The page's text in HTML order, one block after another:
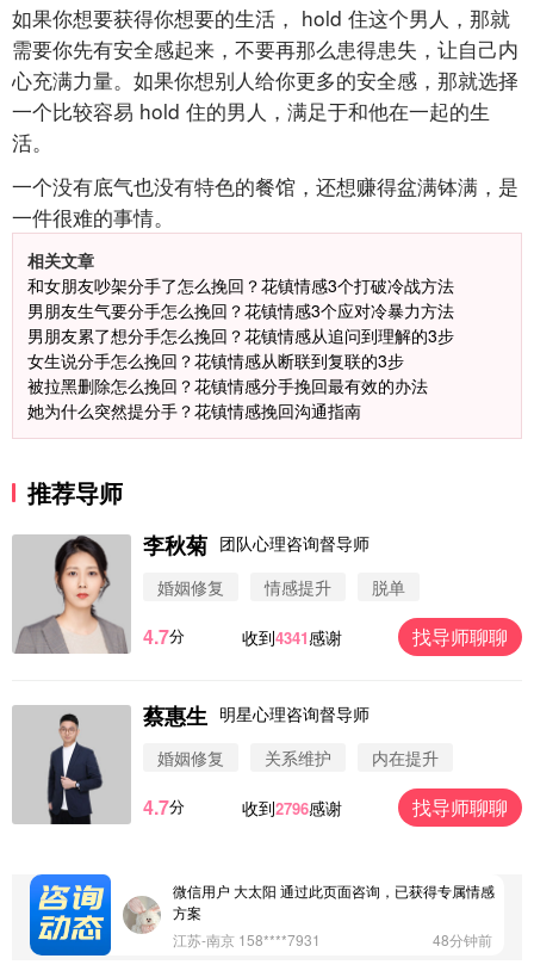
如果你想要获得你想要的生活， hold 住这个男人，那就
需要你先有安全感起来，不要再那么患得患失，让自己内
心充满力量。如果你想别人给你更多的安全感，那就选择
一个比较容易 hold 住的男人，满足于和他在一起的生
活。
一个没有底气也没有特色的餐馆，还想赚得盆满钵满，是
一件很难的事情。
相关文章
和女朋友吵架分手了怎么挽回？花镇情感3个打破冷战方法
男朋友生气要分手怎么挽回？花镇情感3个应对冷暴力方法
男朋友累了想分手怎么挽回？花镇情感从追问到理解的3步
女生说分手怎么挽回？花镇情感从断联到复联的3步
被拉黑删除怎么挽回？花镇情感分手挽回最有效的办法
她为什么突然提分手？花镇情感挽回沟通指南
推荐导师
李秋菊 团队心理咨询督导师
婚姻修复
情感提升 脱单
4.7分 收到4341感谢 找导师聊聊
蔡惠生 明星心理咨询督导师
婚姻修复
关系维护 内在提升
4.7分 收到2796感谢 找导师聊聊
微信用户 圆圈 通过此页面咨询，已获得专属情感方
案
微信用户 Vnno 通过此页面咨询，已获得专属情感方
微信用户 大太阳 通过此页面咨询，已获得专属情感
方案
江苏-南京 158****7931
48分钟前